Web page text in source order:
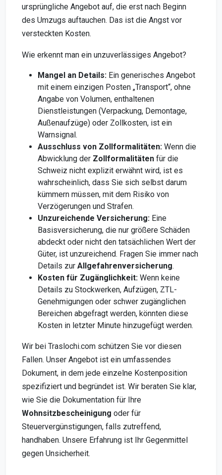
ursprüngliche Angebot auf, die erst nach Beginn
des Umzugs auftauchen. Das ist die Angst vor
versteckten Kosten.
Wie erkennt man ein unzuverlässiges Angebot?
Mangel an Details: Ein generisches Angebot
mit einem einzigen Posten „Transport“, ohne
Angabe von Volumen, enthaltenen
Dienstleistungen (Verpackung, Demontage,
Außenaufzüge) oder Zollkosten, ist ein
Warnsignal.
Ausschluss von Zollformalitäten: Wenn die
Abwicklung der Zollformalitäten für die
Schweiz nicht explizit erwähnt wird, ist es
wahrscheinlich, dass Sie sich selbst darum
kümmern müssen, mit dem Risiko von
Verzögerungen und Strafen.
Unzureichende Versicherung: Eine
Basisversicherung, die nur größere Schäden
abdeckt oder nicht den tatsächlichen Wert der
Güter, ist unzureichend. Fragen Sie immer nach
Details zur Allgefahrenversicherung.
Kosten für Zugänglichkeit: Wenn keine
Details zu Stockwerken, Aufzügen, ZTL-
Genehmigungen oder schwer zugänglichen
Bereichen abgefragt werden, könnten diese
Kosten in letzter Minute hinzugefügt werden.
Wir bei Traslochi.com schützen Sie vor diesen
Fallen. Unser Angebot ist ein umfassendes
Dokument, in dem jede einzelne Kostenposition
spezifiziert und begründet ist. Wir beraten Sie klar,
wie Sie die Dokumentation für Ihre
Wohnsitzbescheinigung oder für
Steuervergünstigungen, falls zutreffend,
handhaben. Unsere Erfahrung ist Ihr Gegenmittel
gegen Unsicherheit.